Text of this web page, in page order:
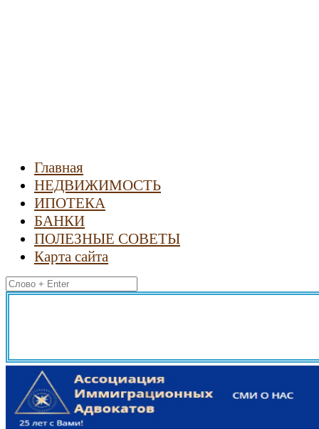
Главная
НЕДВИЖИМОСТЬ
ИПОТЕКА
БАНКИ
ПОЛЕЗНЫЕ СОВЕТЫ
Карта сайта
Найти: